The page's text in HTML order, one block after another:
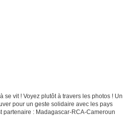
se vit ! Voyez plutôt à travers les photos ! Un
pour un geste solidaire avec les pays
partenaire : Madagascar-RCA-Cameroun